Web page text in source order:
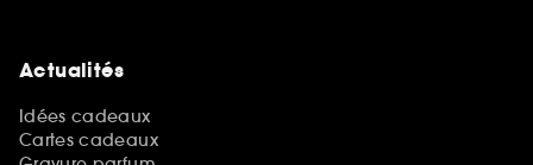
Actualités
Idées cadeaux
Cartes cadeaux